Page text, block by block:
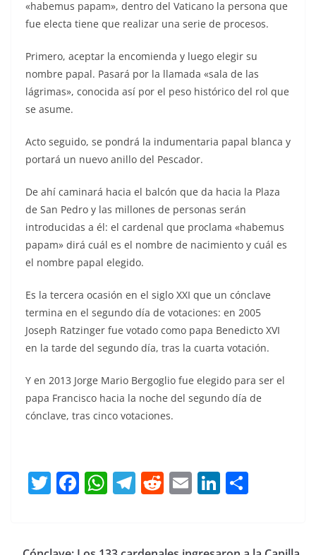
«habemus papam», dentro del Vaticano la persona que
fue electa tiene que realizar una serie de procesos.
Primero, aceptar la encomienda y luego elegir su
nombre papal. Pasará por la llamada «sala de las
lágrimas», conocida así por el peso histórico del rol que
se asume.
Acto seguido, se pondrá la indumentaria papal blanca y
portará un nuevo anillo del Pescador.
De ahí caminará hacia el balcón que da hacia la Plaza
de San Pedro y las millones de personas serán
introducidas a él: el cardenal que proclama «habemus
papam» dirá cuál es el nombre de nacimiento y cuál es
el nombre papal elegido.
Es la tercera ocasión en el siglo XXI que un cónclave
termina en el segundo día de votaciones: en 2005
Joseph Ratzinger fue votado como papa Benedicto XVI
en la tarde del segundo día, tras la cuarta votación.
Y en 2013 Jorge Mario Bergoglio fue elegido para ser el
papa Francisco hacia la noche del segundo día de
cónclave, tras cinco votaciones.
T F W T R E Li